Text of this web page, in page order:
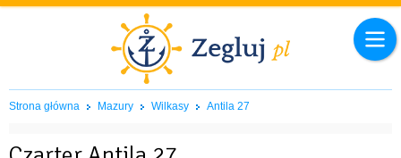
Strona główna Mazury Wilkasy Antila 27